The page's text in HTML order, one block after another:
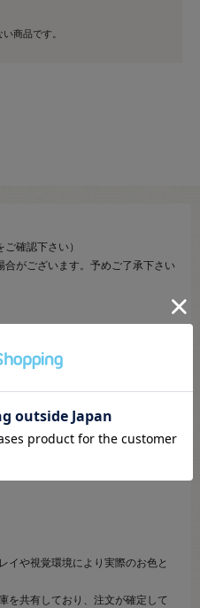
商品です。
確認下さい）
がございます。予めご了承下さい
す。
取り付けることが出来ます。
色はお好みに応じてお選びくださ
イや視覚環境により実際のお色と
を共有しており、注文が確定して